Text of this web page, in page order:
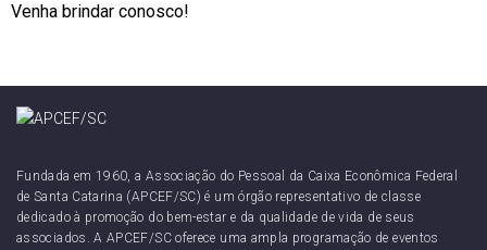
Venha brindar conosco!
Fundada em 1960, a Associação do Pessoal da Caixa Econômica Federal
de Santa Catarina (APCEF/SC) é um órgão representativo de classe
dedicado à promoção do bem-estar e da qualidade de vida de seus
associados. A APCEF/SC oferece uma ampla programação de eventos